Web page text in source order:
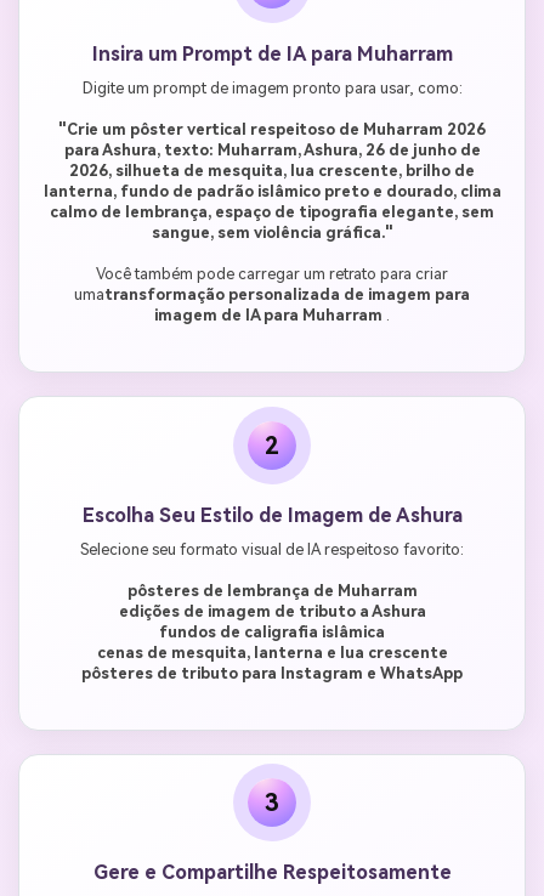
Insira um Prompt de IA para Muharram
Digite um prompt de imagem pronto para usar, como:
"Crie um pôster vertical respeitoso de Muharram 2026
para Ashura, texto: Muharram, Ashura, 26 de junho de
2026, silhueta de mesquita, lua crescente, brilho de
lanterna, fundo de padrão islâmico preto e dourado, clima
calmo de lembrança, espaço de tipografia elegante, sem
sangue, sem violência gráfica."
Você também pode carregar um retrato para criar
umatransformação personalizada de imagem para
imagem de IA para Muharram
2
Escolha Seu Estilo de Imagem de Ashura
Selecione seu formato visual de IA respeitoso favorito:
pôsteres de lembrança de Muharram
edições de imagem de tributo a Ashura
fundos de caligrafia islâmica
cenas de mesquita, lanterna e lua crescente
pôsteres de tributo para Instagram e WhatsApp
3
Gere e Compartilhe Respeitosamente